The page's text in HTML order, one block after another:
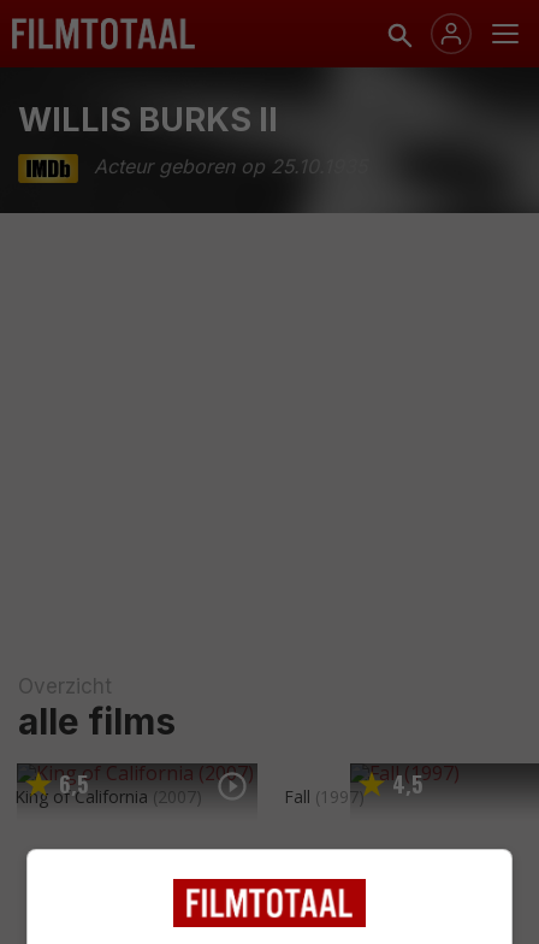
WILLIS BURKS II
Acteur geboren op 25.10.1935
Overzicht
alle films
6,5
King of California (2007) 4,5
Fall (1997)